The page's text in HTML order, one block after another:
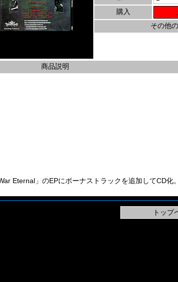
購入
その他
商品説明
Eternal」のEPにボーナストラックを追加してCD化